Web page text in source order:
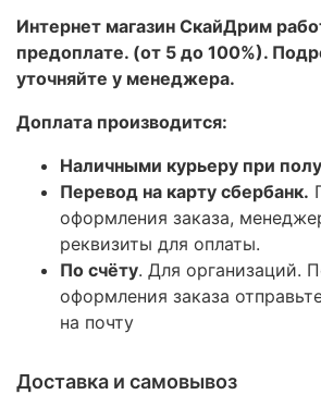
Интернет магазин СкайДрим
предоплате. (от 5 до 100%).
уточняйте у менеджера.
Доплата производится:
Наличными курьеру при
Перевод на карту сбербанк.
оформления заказа,
реквизиты для оплаты.
По счёту. Для организаций.
оформления заказа
на почту
Доставка и самовывоз